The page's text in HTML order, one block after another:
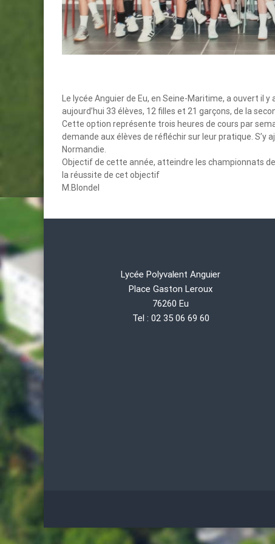
Le lycée Anguier de Eu, en Seine-Maritime, a ouvert il
aujourd’hui 33 élèves, 12 filles et 21 garçons, de la
Cette option représente trois heures de cours par
demande aux élèves de réfléchir sur leur pratique.
Normandie.
Objectif de cette année, atteindre les championnats
la réussite de cet objectif
M.Blondel
Lycée Polyvalent Anguier
Place Gaston Leroux
76260 Eu
Tel : 02 35 06 69 60